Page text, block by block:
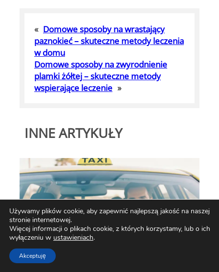
« Domowe sposoby na wrastający
paznokieć – skuteczne metody leczenia
w domu
Domowe sposoby na zwyrodnienie
plamki żółtej – skuteczne metody
wspierające leczenie »
INNE ARTYKUŁY
Używamy plików cookie, aby zapewnić najlepszą jakość na naszej
stronie internetowej.
Więcej informacji o plikach cookie, z których korzystamy, lub o ich
wyłączeniu w ustawieniach.
Akceptuję